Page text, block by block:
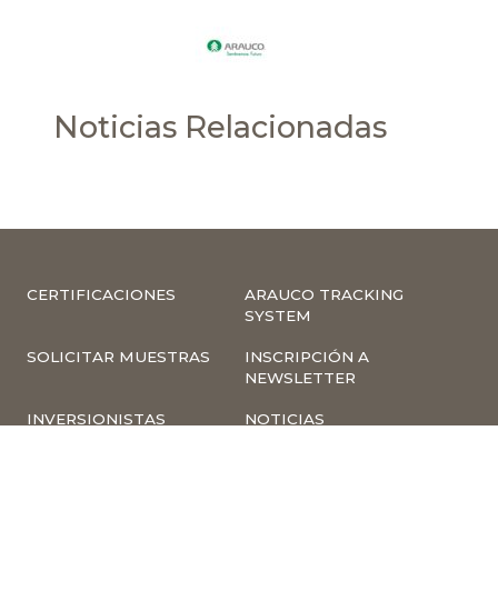
Noticias Relacionadas
CERTIFICACIONES
ARAUCO TRACKING
SYSTEM
SOLICITAR MUESTRAS
INSCRIPCIÓN A
NEWSLETTER
INVERSIONISTAS NOTICIAS